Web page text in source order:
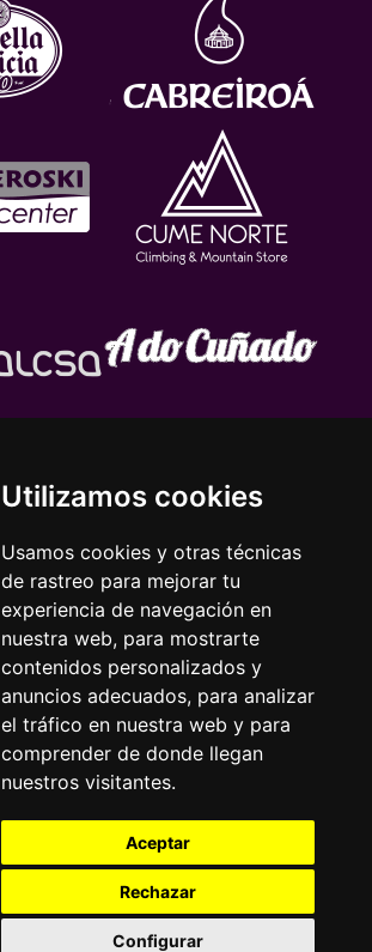
Utilizamos cookies
Usamos cookies y otras técnicas
de rastreo para mejorar tu
experiencia de navegación en
nuestra web, para mostrarte
contenidos personalizados y
anuncios adecuados, para analizar
el tráfico en nuestra web y para
comprender de donde llegan
nuestros visitantes.
Aceptar
Rechazar
Configurar